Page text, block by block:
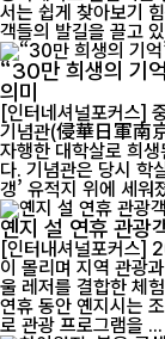
서는 쉽게 찾아보기
“30만 희생의 기
의미
[인터네셔널포커스]
기념관(侵華日軍南
자행한 대학살로 희
다. 기념관은 당시 학
갱’ 유적지 위에 세
옌지 설 연휴 관광
[인터내셔널포커스]
이 몰리며 지역 관광
울 레저를 결합한 체
연휴 동안 옌지시는
로 관광 프로그램을 ...